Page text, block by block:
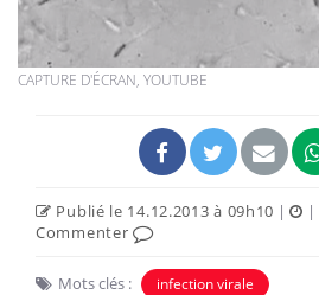
CAPTURE D'ÉCRAN, YOUTUBE
Publié le 14.12.2013 à 09h10 | |
Commenter
Mots clés : infection virale